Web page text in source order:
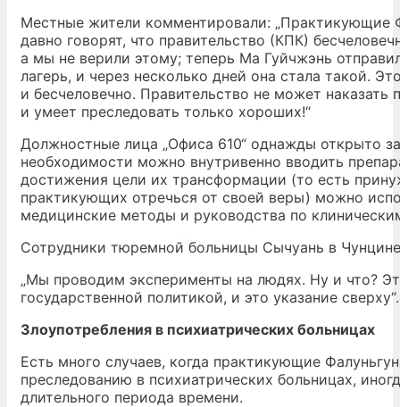
Местные жители комментировали: „Практикующие
давно говорят, что правительство (КПК)
а мы не верили этому; теперь Ма Гуйчжэнь
лагерь, и через несколько дней она стала такой.
и бесчеловечно. Правительство не может наказать
и умеет преследовать только хороших!“
Должностные лица „Офиса 610“ однажды открыто
необходимости можно внутривенно вводить
достижения цели их трансформации (то есть
практикующих отречься от своей веры) можно
медицинские методы и руководства по
Сотрудники тюремной больницы Сычуань в
„Мы проводим эксперименты на людях. Ну и что?
государственной политикой, и это указание сверху“.
Злоупотребления в психиатрических больницах
Есть много случаев, когда практикующие
преследованию в психиатрических больницах,
длительного периода времени.